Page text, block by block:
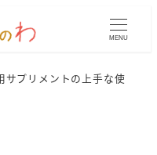
MENU
サプリメントの上手な使